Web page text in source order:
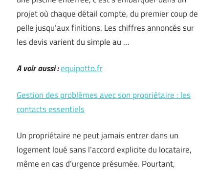
projet où chaque détail compte, du premier coup de
pelle jusqu’aux finitions. Les chiffres annoncés sur
les devis varient du simple au …
A voir aussi :equipotto.fr
Gestion des problèmes avec son propriétaire : les
contacts essentiels
Un propriétaire ne peut jamais entrer dans un
logement loué sans l’accord explicite du locataire,
même en cas d’urgence présumée. Pourtant,